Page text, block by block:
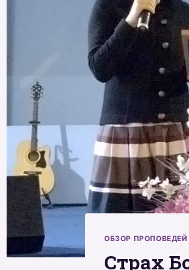
ОБЗОР ПРОПОВЕДЕЙ
Страх